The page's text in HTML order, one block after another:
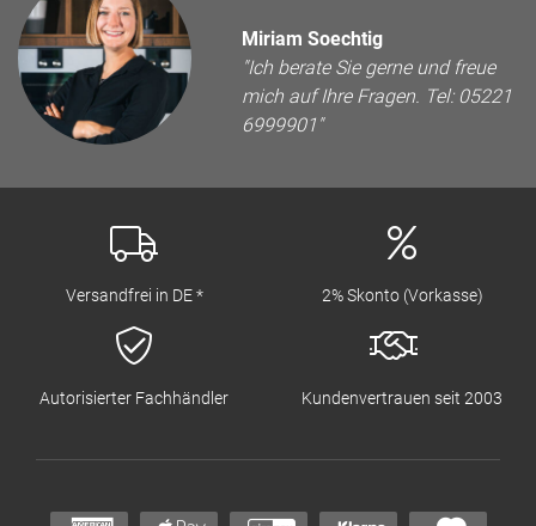
Miriam Soechtig
"Ich berate Sie gerne und freue
mich auf Ihre Fragen. Tel: 05221
6999901"
Versandfrei in DE * 2% Skonto (Vorkasse)
Autorisierter Fachhändler Kundenvertrauen seit 2003